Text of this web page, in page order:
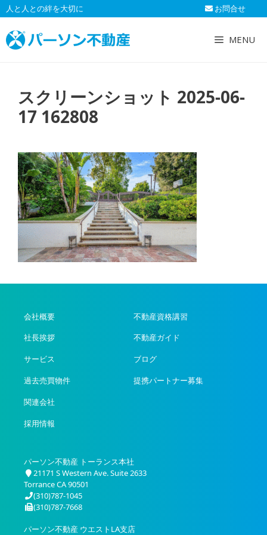
コ
ン
テ
ン
人と人との絆を大切に お問合せ
MENU
スクリーンショット 2025-06-
17 162808
会社概要
社長挨拶
サービス
過去売買物件
関連会社
採用情報
不動産資格講習
不動産ガイド
ブログ
提携パートナー募集
パーソン不動産 トーランス本社
21171 S Western Ave. Suite 2633
Torrance CA 90501
(310)787-1045
(310)787-7668
パーソン不動産 ウエストLA支店